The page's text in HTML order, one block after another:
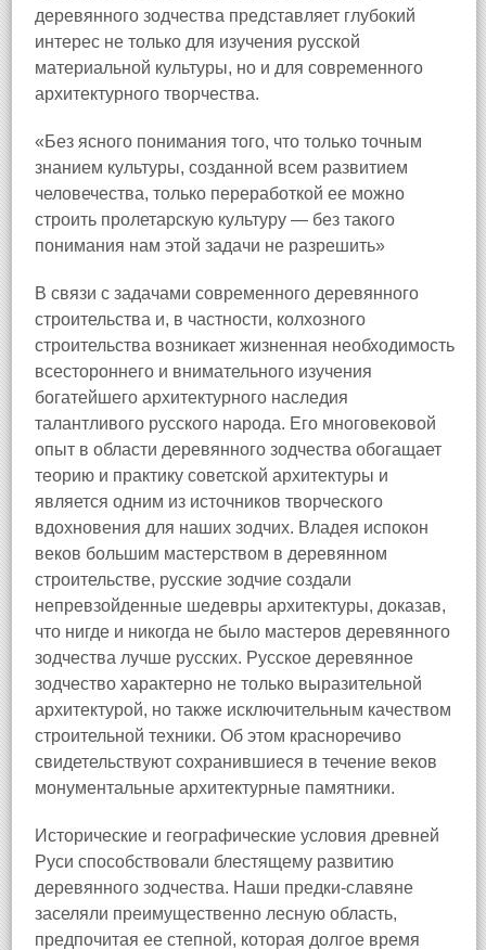
деревянного зодчества представляет глубокий
интерес не только для изучения русской
материальной культуры, но и для современного
архитектурного творчества.
«Без ясного понимания того, что только точным
знанием культуры, созданной всем развитием
человечества, только переработкой ее можно
строить пролетарскую культуру — без такого
понимания нам этой задачи не разрешить»
В связи с задачами современного деревянного
строительства и, в частности, колхозного
строительства возникает жизненная необходимость
всестороннего и внимательного изучения
богатейшего архитектурного наследия
талантливого русского народа. Его многовековой
опыт в области деревянного зодчества обогащает
теорию и практику советской архитектуры и
является одним из источников творческого
вдохновения для наших зодчих. Владея испокон
веков большим мастерством в деревянном
строительстве, русские зодчие создали
непревзойденные шедевры архитектуры, доказав,
что нигде и никогда не было мастеров деревянного
зодчества лучше русских. Русское деревянное
зодчество характерно не только выразительной
архитектурой, но также исключительным качеством
строительной техники. Об этом красноречиво
свидетельствуют сохранившиеся в течение веков
монументальные архитектурные памятники.
Исторические и географические условия древней
Руси способствовали блестящему развитию
деревянного зодчества. Наши предки-славяне
заселяли преимущественно лесную область,
предпочитая ее степной, которая долгое время